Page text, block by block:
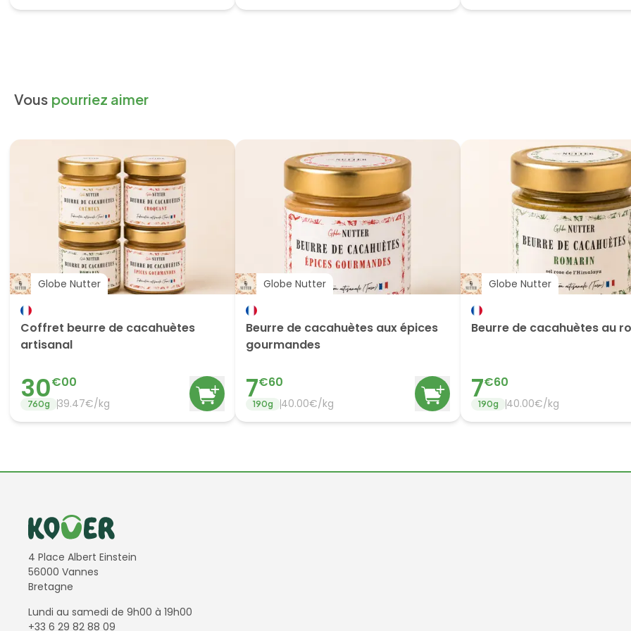
Vous pourriez aimer
Globe Nutter
Coffret beurre de cacahuètes
artisanal
30€00
760g 39.47€/kg
Globe Nutter
Beurre de cacahuètes aux épices
gourmandes
7€60
190g 40.00€/kg
Globe Nutter
Beurre de cacahuètes au
7€60
190g 40.00€/kg
Informations de contact
4 Place Albert Einstein
56000 Vannes
Bretagne
Lundi au samedi de 9h00 à 19h00
+33 6 29 82 88 09